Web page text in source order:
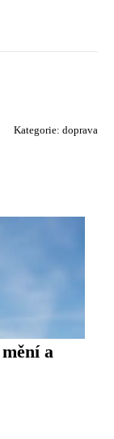
Kategorie: doprava
a